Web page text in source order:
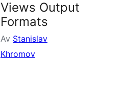
Views Output
Formats
Av Stanislav
Khromov